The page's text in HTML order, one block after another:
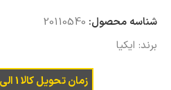
شناسه محصول: 20110540
برند: ایکیا
زمان تحویل کالا 1 الی 7 روز کاری می باشد